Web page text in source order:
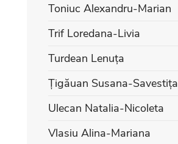
Toniuc Alexandru-Marian
Trif Loredana-Livia
Turdean Lenuța
Țigăuan Susana-Savestița
Ulecan Natalia-Nicoleta
Vlasiu Alina-Mariana